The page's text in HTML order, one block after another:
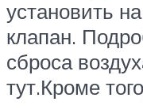
установить
клапан.
сброса
тут.Кроме